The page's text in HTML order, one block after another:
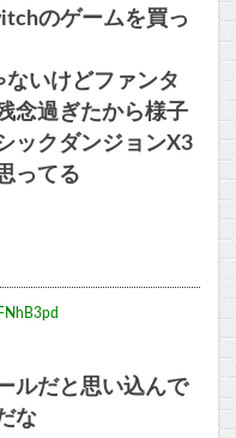
のゲームを買っ
いけどファンタ
念過ぎたから様子
ックダンジョンX3
ってる
ルだと思い込んで
な